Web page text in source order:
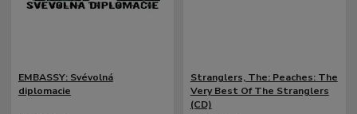
EMBASSY: Svévolná
diplomacie
Stranglers, The: Peaches: The
Very Best Of The Stranglers
(CD)